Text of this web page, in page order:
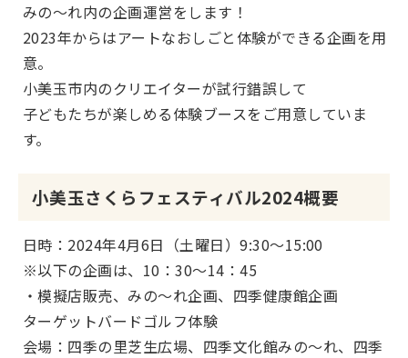
みの～れ内の企画運営をします！
2023年からはアートなおしごと体験ができる企画を用
意。
小美玉市内のクリエイターが試行錯誤して
子どもたちが楽しめる体験ブースをご用意していま
す。
小美玉さくらフェスティバル2024概要
日時：2024年4月6日（土曜日）9:30～15:00
※以下の企画は、10：30～14：45
・模擬店販売、みの～れ企画、四季健康館企画
ターゲットバードゴルフ体験
会場：四季の里芝生広場、四季文化館みの～れ、四季